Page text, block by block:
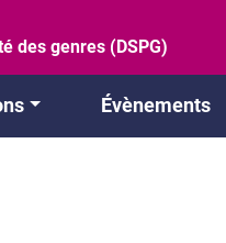
des genres (DSPG)
Évènements